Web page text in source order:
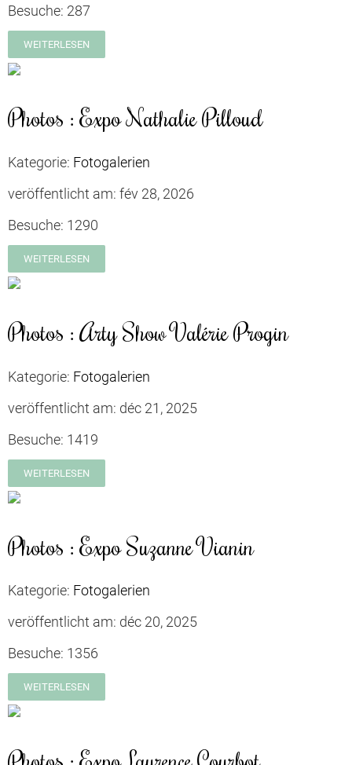
Besuche: 287
WEITERLESEN
Photos : Expo Nathalie Pilloud
Kategorie: Fotogalerien
veröffentlicht am: fév 28, 2026
Besuche: 1290
WEITERLESEN
Photos : Arty Show Valérie Progin
Kategorie: Fotogalerien
veröffentlicht am: déc 21, 2025
Besuche: 1419
WEITERLESEN
Photos : Expo Suzanne Vianin
Kategorie: Fotogalerien
veröffentlicht am: déc 20, 2025
Besuche: 1356
WEITERLESEN